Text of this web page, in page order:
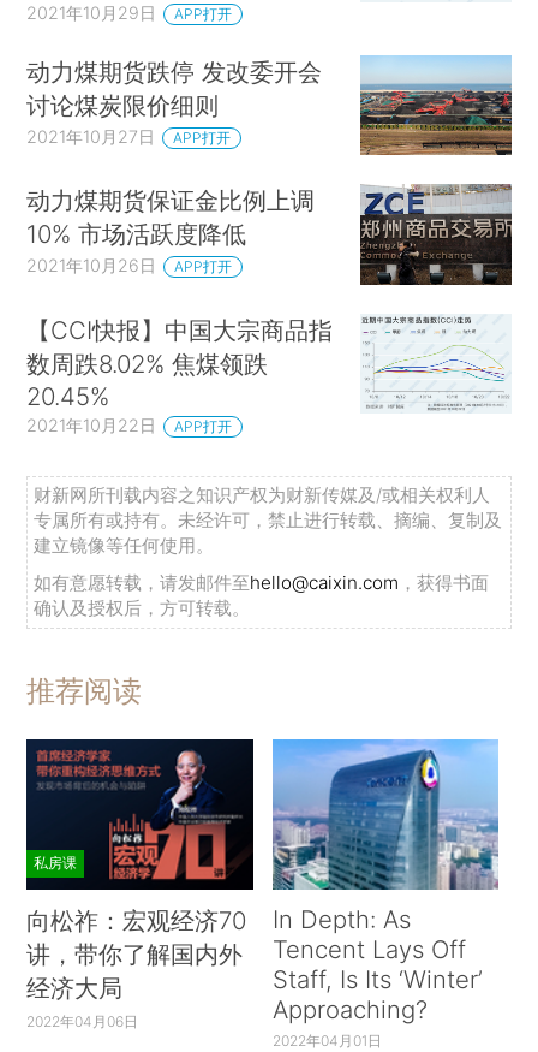
2021年10月29日 APP打开
动力煤期货跌停 发改委开会
讨论煤炭限价细则
2021年10月27日 APP打开
动力煤期货保证金比例上调
10% 市场活跃度降低
2021年10月26日 APP打开
【CCI快报】中国大宗商品指
数周跌8.02% 焦煤领跌
20.45%
2021年10月22日 APP打开
财新网所刊载内容之知识产权为财新传媒及/或相关权利人
专属所有或持有。未经许可，禁止进行转载、摘编、复制及
建立镜像等任何使用。
如有意愿转载，请发邮件至hello@caixin.com ，获得书面
确认及授权后，方可转载。
推荐阅读
私房课
向松祚：宏观经济70
讲，带你了解国内外
经济大局
2022年04月06日
In Depth: As
Tencent Lays Off
Staff, Is Its ‘Winter’
Approaching?
2022年04月01日